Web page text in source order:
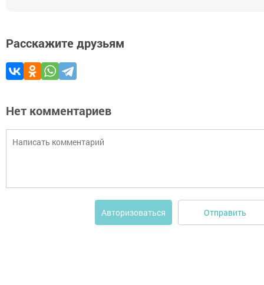
Расскажите друзьям
Нет комментариев
Авторизоваться Отправить